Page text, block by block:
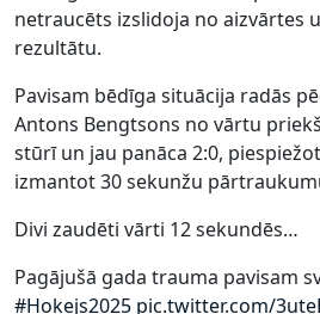
netraucēts izslidoja no aizvārtes
rezultātu.
Pavisam bēdīga situācija radās
Antons Bengtsons no vārtu
stūrī un jau panāca 2:0,
izmantot 30 sekunžu
Divi zaudēti vārti 12 sekundēs…
Pagājušā gada trauma pavisam
#Hokejs2025 pic.twitter.com/